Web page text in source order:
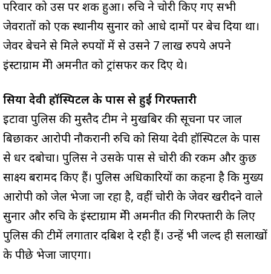
परिवार को उस पर शक हुआ। रुचि ने चोरी किए गए सभी
जेवरातों को एक स्थानीय सुनार को आधे दामों पर बेच दिया था।
जेवर बेचने से मिले रुपयों में से उसने ₹7 लाख रुपये अपने
इंस्टाग्राम प्रेमी अमनप्रीत को ट्रांसफर कर दिए थे।
सिया देवी हॉस्पिटल के पास से हुई गिरफ्तारी
इटावा पुलिस की मुस्तैद टीम ने मुखबिर की सूचना पर जाल
बिछाकर आरोपी नौकरानी रुचि को सिया देवी हॉस्पिटल के पास
से धर दबोचा। पुलिस ने उसके पास से चोरी की रकम और कुछ
साक्ष्य बरामद किए हैं। पुलिस अधिकारियों का कहना है कि मुख्य
आरोपी को जेल भेजा जा रहा है, वहीं चोरी के जेवर खरीदने वाले
सुनार और रुचि के इंस्टाग्राम प्रेमी अमनप्रीत की गिरफ्तारी के लिए
पुलिस की टीमें लगातार दबिश दे रही हैं। उन्हें भी जल्द ही सलाखों
के पीछे भेजा जाएगा।